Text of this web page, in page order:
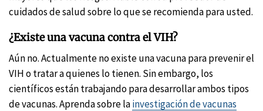
cuidados de salud sobre lo que se recomienda para usted.
¿Existe una vacuna contra el VIH?
Aún no. Actualmente no existe una vacuna para prevenir el
VIH o tratar a quienes lo tienen. Sin embargo, los
científicos están trabajando para desarrollar ambos tipos
de vacunas. Aprenda sobre lainvestigación de vacunas